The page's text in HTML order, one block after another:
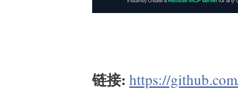
链接: https://